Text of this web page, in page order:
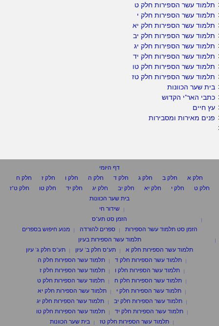
תלמוד עשר הספירות חלק ט
תלמוד עשר הספירות חלק י
תלמוד עשר הספירות חלק יא
תלמוד עשר הספירות חלק יב
תלמוד עשר הספירות חלק יג
תלמוד עשר הספירות חלק יד
תלמוד עשר הספירות חלק טו
תלמוד עשר הספירות חלק טז
בית שער הכוונות
כתבי האר"י הקדוש
עץ חיים
פנים מאירות ומסבירות
דף היומי
חלק א
חלק ב חלק ג חלק ד חלק ה חלק ו חלק ז
חלק ח
חלק ט
חלק י חלק יא חלק יב חלק יג חלק יד חלק טו
חלק ט"ז
בית שער הכוונות
שידור חי
הזמן סט תע"ס
הזמן סט תלמוד עשר הספירות
ספרים להורדה
מנוע חיפוש בספרים
תלמוד עשר הספירות בעיון
תלמוד עשר הספירות חלק א
תע"ס חלק ב' עיון
תע"ס חלק ג' עיון
תלמוד עשר הספירות חלק ד
תלמוד עשר הספירות חלק ה
תלמוד עשר הספירות חלק ו
תלמוד עשר הספירות חלק ז
תלמוד עשר הספירות חלק ח
תלמוד עשר הספירות חלק ט
תלמוד עשר הספירות חלק י
תלמוד עשר הספירות חלק יא
תלמוד עשר הספירות חלק יב
תלמוד עשר הספירות חלק יג
תלמוד עשר הספירות חלק יד
תלמוד עשר הספירות חלק טו
תלמוד עשר הספירות חלק טז
בית שער הכוונות